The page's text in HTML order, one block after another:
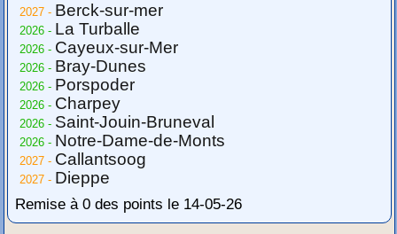
2027 - Berck-sur-mer
2026 - La Turballe
2026 - Cayeux-sur-Mer
2026 - Bray-Dunes
2026 - Porspoder
2026 - Charpey
2026 - Saint-Jouin-Bruneval
2026 - Notre-Dame-de-Monts
2027 - Callantsoog
2027 - Dieppe
Remise à 0 des points le 14-05-26